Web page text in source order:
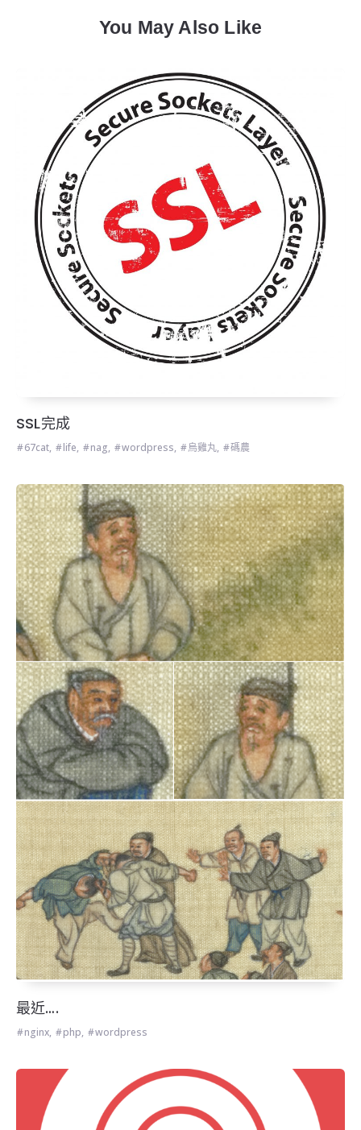
You May Also Like
SSL完成
67cat, life, nag, wordpress, 烏雞丸, 碼農
最近….
nginx, php, wordpress